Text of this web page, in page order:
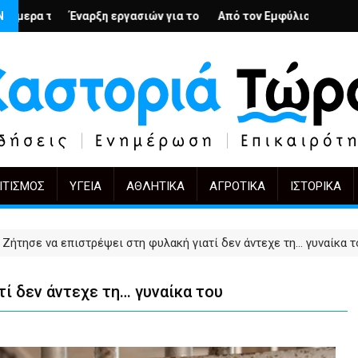
Ο Άρμιν Βέγκνερ απέναντι στη λήθη
για το Κέντρο Ημέρας Ολικής Φροντίδας στην Καστοριά
Από τον Εμφύλιο στην Πόλωση: το ίδιο έργο,
KIFF 51: Η εικόνα
ΥΓΕΊΑ ΑΘΛΗΤΙΚΆ ΑΓΡΟΤΙΚΆ ΙΣΤΟΡΙΚΆ
Ζήτησε να επιστρέψει στη φυλακή γιατί δεν άντεχε τη… γυναίκα
δεν άντεχε τη… γυναίκα του